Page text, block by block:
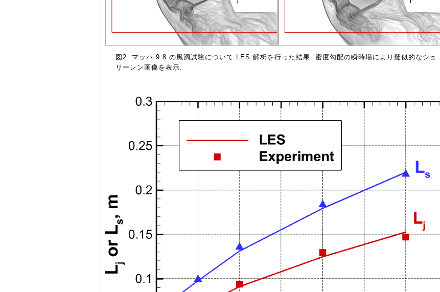
図2: マッハ 9.8 の風洞試験について LES 解析を行った結果. 密度勾配の瞬時場により疑似的なシュ
リーレン画像を表示.